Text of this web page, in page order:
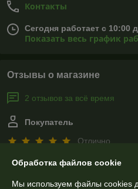
Контакты
Сегодня работает с 10:00
Показать весь график
Отзывы о магазине
2 отзывов за всё время
Покупатель
Отлично
Заказывала изготовление
Обработка файлов cookie
Мы используем файлы cookies